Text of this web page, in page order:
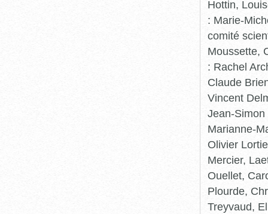
Hottin,
: Marie-
comité
Moussette,
: Rachel
Claude
Vincent
Jean-
Marianne-
Olivier
Mercier,
Ouellet,
Plourde,
Treyvaud,